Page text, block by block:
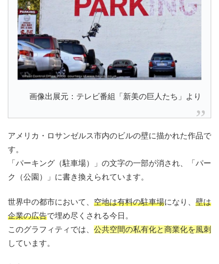
画像出展元：テレビ番組「新美の巨人たち」より
アメリカ・ロサンゼルス市内のビルの壁に描かれた作品で
す。
「パーキング（駐車場）」の文字の一部が消され、「パー
ク（公園）」に書き換えられています。
世界中の都市において、 空地は有料の駐車場になり、 壁は
企業の広告で埋め尽くされる今日。
このグラフィティでは、 公共空間の私有化と商業化を風刺
しています。